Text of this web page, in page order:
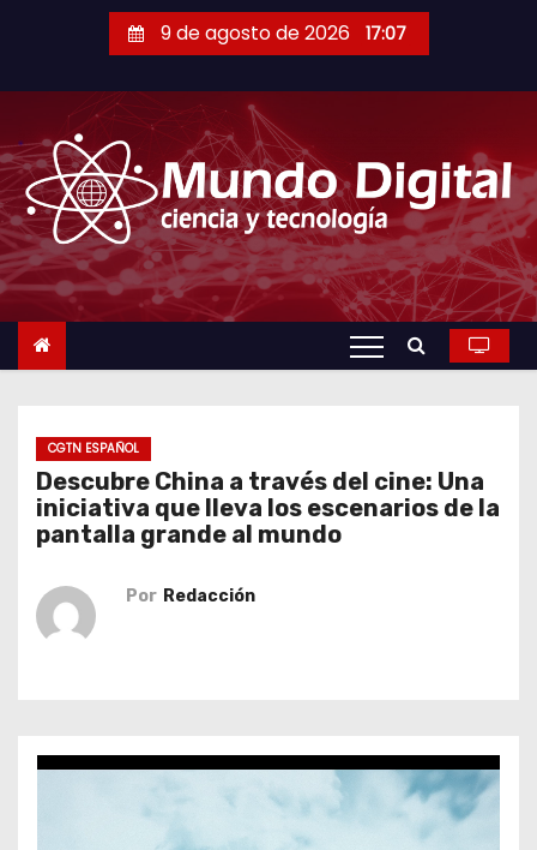
a
r
a
l
c
o
9 de agosto de 2026 17:07
CGTN ESPAÑOL
Descubre China a través del cine: Una
iniciativa que lleva los escenarios de la
pantalla grande al mundo
Por Redacción